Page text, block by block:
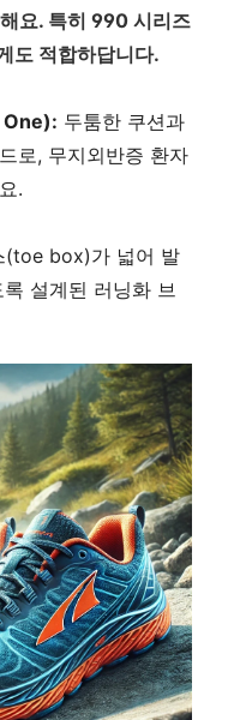
요. 특히 990 시리즈
도 적합하답니다.
One): 두툼한 쿠션과
로, 무지외반증 환자
.
(toe box)가 넓어 발
설계된 러닝화 브